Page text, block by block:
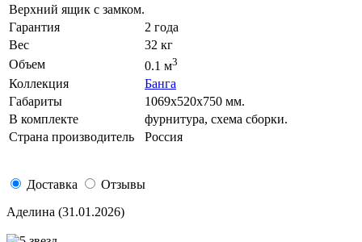
Верхний ящик с замком.
Гарантия
2 года
Вес
32 кг
Объем
0.1 м3
Коллекция
Банга
Габариты
1069х520х750 мм.
В комплекте
фурнитура, схема сборки.
Страна производитель
Россия
Доставка
Отзывы
Аделина (31.01.2026)